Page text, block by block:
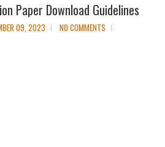
Paper Download Guidelines
09, 2023 NO COMMENTS